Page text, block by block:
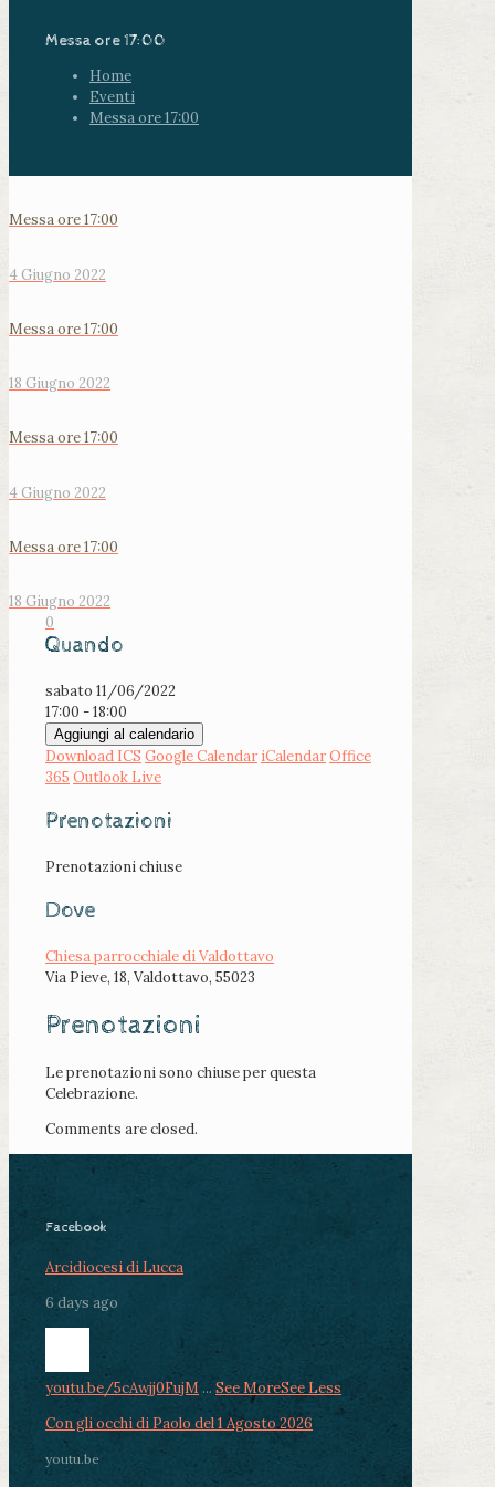
Messa ore 17:00
Home
Eventi
Messa ore 17:00
Messa ore 17:00
4 Giugno 2022
Messa ore 17:00
18 Giugno 2022
Messa ore 17:00
4 Giugno 2022
Messa ore 17:00
18 Giugno 2022
0
Quando
sabato 11/06/2022
17:00 - 18:00
Aggiungi al calendario
Download ICS Google Calendar iCalendarOffice
365 Outlook Live
Prenotazioni
Prenotazioni chiuse
Dove
Chiesa parrocchiale di Valdottavo
Via Pieve, 18, Valdottavo, 55023
Prenotazioni
Le prenotazioni sono chiuse per questa
Celebrazione.
Comments are closed.
Facebook
Arcidiocesi di Lucca
6 days ago
youtu.be/5cAwjj0FujM ... See MoreSee Less
Con gli occhi di Paolo del 1 Agosto 2026
youtu.be